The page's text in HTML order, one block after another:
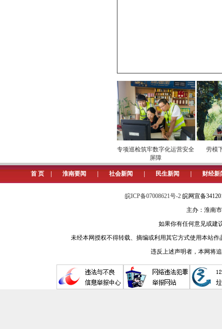
专项巡检筑牢数字化运营安全
屏障
劳模下
首 页 淮南要闻 社会新闻 民生新闻 财经新
皖ICP备07008621号-2 皖网宣备
主办：淮南
如果你有任何意见或建
未经本网授权不得转载、摘编或利用其它方式使用本站
违反上述声明者，本网将